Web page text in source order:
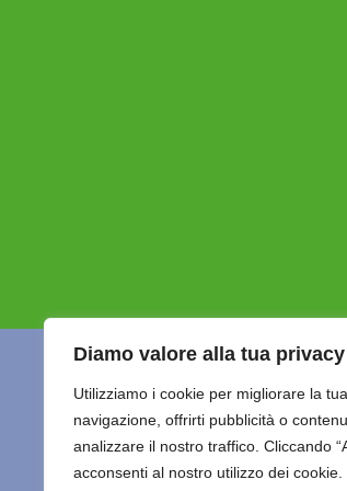
Diamo valore alla tua privacy
Utilizziamo i cookie per migliorare la
navigazione, offrirti pubblicità o
analizzare il nostro traffico. Cliccando
acconsenti al nostro utilizzo dei cookie.
Maisha Marefu ETS